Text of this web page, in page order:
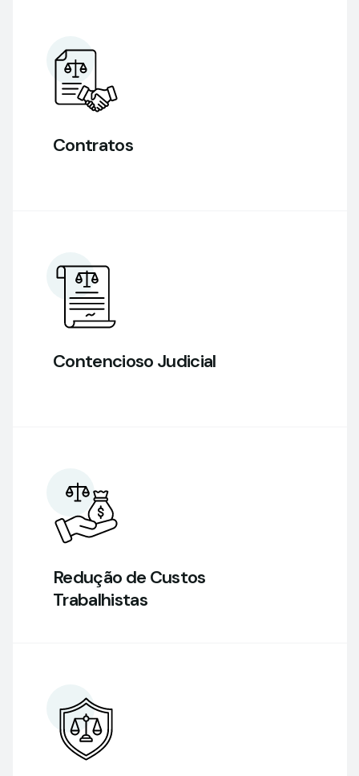
Contratos
Contencioso Judicial
Redução de Custos
Trabalhistas